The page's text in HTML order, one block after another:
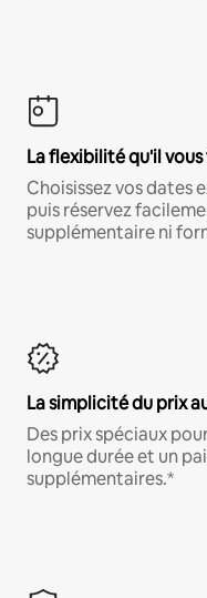
La flexibilité qu'il
Choisissez vos dates
puis réservez
supplémentaire ni
La simplicité du prix
Des prix spéciaux
longue durée et un
supplémentaires.*